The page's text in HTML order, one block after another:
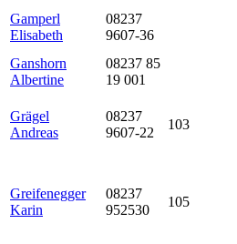
Gamperl
Elisabeth
08237
9607-36
Ganshorn
Albertine
08237 85
19 001
Grägel
Andreas
08237
9607-22
103
Greifenegger
Karin
08237
952530
105